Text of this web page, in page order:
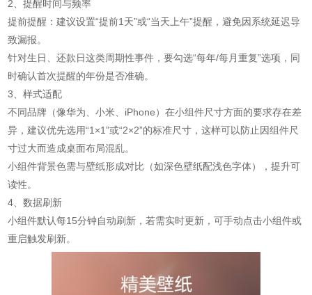
2、提醒时间与频率
提前提醒：建议设置“提前1天”或“当天上午”提醒，避免因系统延迟导
致漏报。
针对生日、还款日这类周期性事件，要勾选“每年/每月重复”选项，同
时确认首次提醒的年份是否准确。
3、样式适配
不同品牌（像华为、小米、iPhone）在小组件尺寸方面的要求存在差
异，建议优先选用“1×1”或“2×2”的标准尺寸，这样可以防止因组件尺
寸过大而造成桌面布局混乱。
小组件背景色需与壁纸形成对比（如深色壁纸配浅色字体），提升可
读性。
4、数据刷新
小组件默认每15分钟自动刷新，若需实时更新，可手动点击小组件或
重启触发刷新。